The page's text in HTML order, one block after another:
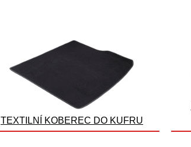
TEXTILNÍ KOBEREC DO KUFRU